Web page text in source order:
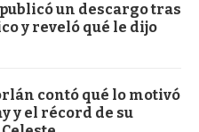
un descargo tras
y reveló qué le dijo
contó qué lo motivó
y el récord de su